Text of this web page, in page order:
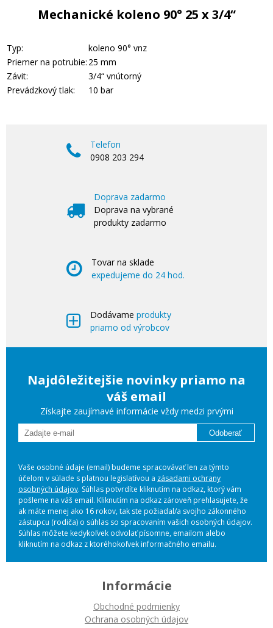
Mechanické koleno 90° 25 x 3/4“
Typ:
koleno 90° vnz
Priemer na potrubie: 25 mm
Závit:
3/4“ vnútorný
Prevádzkový tlak:
10 bar
Telefon
0908 203 294
Doprava zadarmo
Doprava na vybrané
produkty zadarmo
Tovar na sklade
expedujeme do 24 hod.
Dodávame produkty
priamo od výrobcov
Najdôležitejšie novinky priamo na
váš email
Získajte zaujímavé informácie vždy medzi prvými
Odoberať
Vaše osobné údaje (email) budeme spracovávať len za týmto
účelom v súlade s platnou legislatívou a zásadami ochrany
osobných údajov. Súhlas potvrdíte kliknutím na odkaz, ktorý vám
pošleme na váš email. Kliknutím na odkaz zároveň prehlasujete, že
ak máte menej ako 16 rokov, tak ste požiadal/a svojho zákonného
zástupcu (rodiča) o súhlas so spracovaním vašich osobných údajov.
Súhlas môžete kedykoľvek odvolať písomne, emailom alebo
kliknutím na odkaz z ktoréhokoľvek informačného emailu.
Informácie
Obchodné podmienky
Ochrana osobných údajov